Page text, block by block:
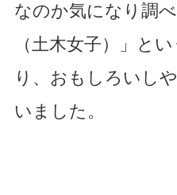
なのか気になり調
（土木女子）」と
り、おもしろいし
いました。